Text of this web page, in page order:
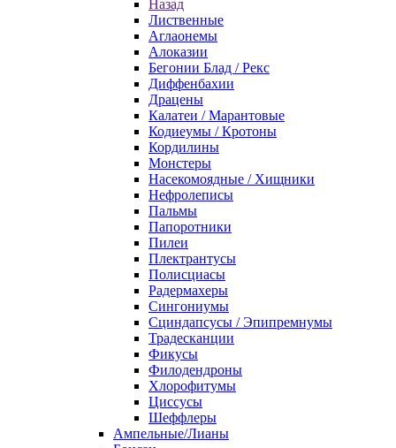
Назад
Лиственные
Аглаонемы
Алоказии
Бегонии Блад / Рекс
Диффенбахии
Драцены
Калатеи / Марантовые
Кодиеумы / Кротоны
Кордилины
Монстеры
Насекомоядные / Хищники
Нефролеписы
Пальмы
Папоротники
Пилеи
Плектрантусы
Полисциасы
Радермахеры
Сингониумы
Сциндапсусы / Эпипремнумы
Традесканции
Фикусы
Филодендроны
Хлорофитумы
Циссусы
Шеффлеры
Ампельные/Лианы